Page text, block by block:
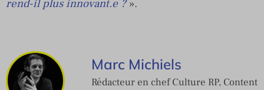
rend-il plus innovant.e ?».
Marc Michiels
Rédacteur en chef Culture RP, Content